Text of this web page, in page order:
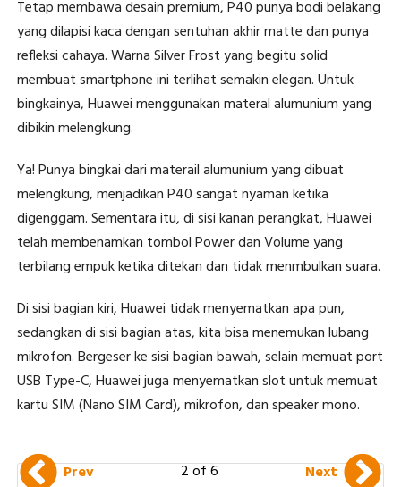
Tetap membawa desain premium, P40 punya bodi belakang
yang dilapisi kaca dengan sentuhan akhir matte dan punya
refleksi cahaya. Warna Silver Frost yang begitu solid
membuat smartphone ini terlihat semakin elegan. Untuk
bingkainya, Huawei menggunakan materal alumunium yang
dibikin melengkung.
Ya! Punya bingkai dari materail alumunium yang dibuat
melengkung, menjadikan P40 sangat nyaman ketika
digenggam. Sementara itu, di sisi kanan perangkat, Huawei
telah membenamkan tombol Power dan Volume yang
terbilang empuk ketika ditekan dan tidak menmbulkan suara.
Di sisi bagian kiri, Huawei tidak menyematkan apa pun,
sedangkan di sisi bagian atas, kita bisa menemukan lubang
mikrofon. Bergeser ke sisi bagian bawah, selain memuat port
USB Type-C, Huawei juga menyematkan slot untuk memuat
kartu SIM (Nano SIM Card), mikrofon, dan speaker mono.
Prev 2 of 6 Next